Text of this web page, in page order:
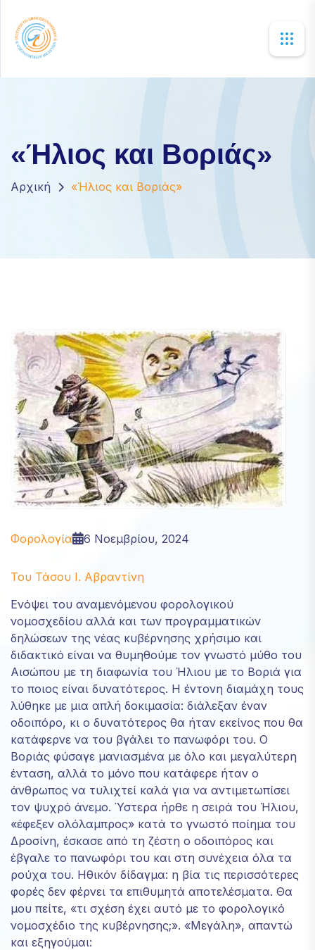
«Ήλιος και Βοριάς»
Αρχική «Ήλιος και Βοριάς»
Φορολογία 6 Νοεμβρίου, 2024
Του Τάσου Ι. Αβραντίνη
Ενόψει του αναμενόμενου φορολογικού
νομοσχεδίου αλλά και των προγραμματικών
δηλώσεων της νέας κυβέρνησης χρήσιμο και
διδακτικό είναι να θυμηθούμε τον γνωστό μύθο του
Αισώπου με τη διαφωνία του Ήλιου με το Βοριά για
το ποιος είναι δυνατότερος. Η έντονη διαμάχη τους
λύθηκε με μια απλή δοκιμασία: διάλεξαν έναν
οδοιπόρο, κι ο δυνατότερος θα ήταν εκείνος που θα
κατάφερνε να του βγάλει το πανωφόρι του. Ο
Βοριάς φύσαγε μανιασμένα με όλο και μεγαλύτερη
ένταση, αλλά το μόνο που κατάφερε ήταν ο
άνθρωπος να τυλιχτεί καλά για να αντιμετωπίσει
τον ψυχρό άνεμο. Ύστερα ήρθε η σειρά του Ήλιου,
«έφεξεν ολόλαμπρος» κατά το γνωστό ποίημα του
Δροσίνη, έσκασε από τη ζέστη ο οδοιπόρος και
έβγαλε το πανωφόρι του και στη συνέχεια όλα τα
ρούχα του. Ηθικόν δίδαγμα: η βία τις περισσότερες
φορές δεν φέρνει τα επιθυμητά αποτελέσματα. Θα
μου πείτε, «τι σχέση έχει αυτό με το φορολογικό
νομοσχέδιο της κυβέρνησης;». «Μεγάλη», απαντώ
και εξηγούμαι:
Απαραίτητα
Αυτά τα
cookies δεν
είναι
προαιρετικά.
Είναι
απαραίτητα
για τη
λειτουργία
του
us to
improve
the
website's
functionality
and
structure,
based on
how the
website is
used.
Experience
Για να
ιστότοπός
μας να
αποδίδει
όσο το
δυνατόν
κατά την
επίσκεψή